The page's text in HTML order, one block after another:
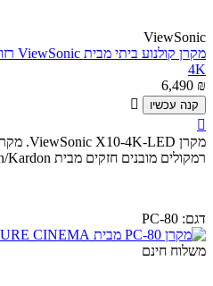
ViewSonic
4K
6,490 ₪
קנה עכשיו


רמקולים מובנים חזקים מבית harman/Kardon
דגם: PC-80
משלוח חינם